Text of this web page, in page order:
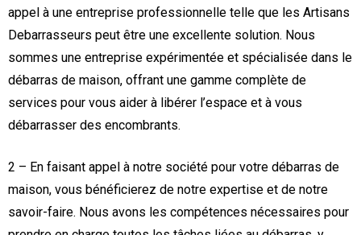
appel à une entreprise professionnelle telle que les Artisans
Debarrasseurs peut être une excellente solution. Nous
sommes une entreprise expérimentée et spécialisée dans le
débarras de maison, offrant une gamme complète de
services pour vous aider à libérer l’espace et à vous
débarrasser des encombrants.
2 – En faisant appel à notre société pour votre débarras de
maison, vous bénéficierez de notre expertise et de notre
savoir-faire. Nous avons les compétences nécessaires pour